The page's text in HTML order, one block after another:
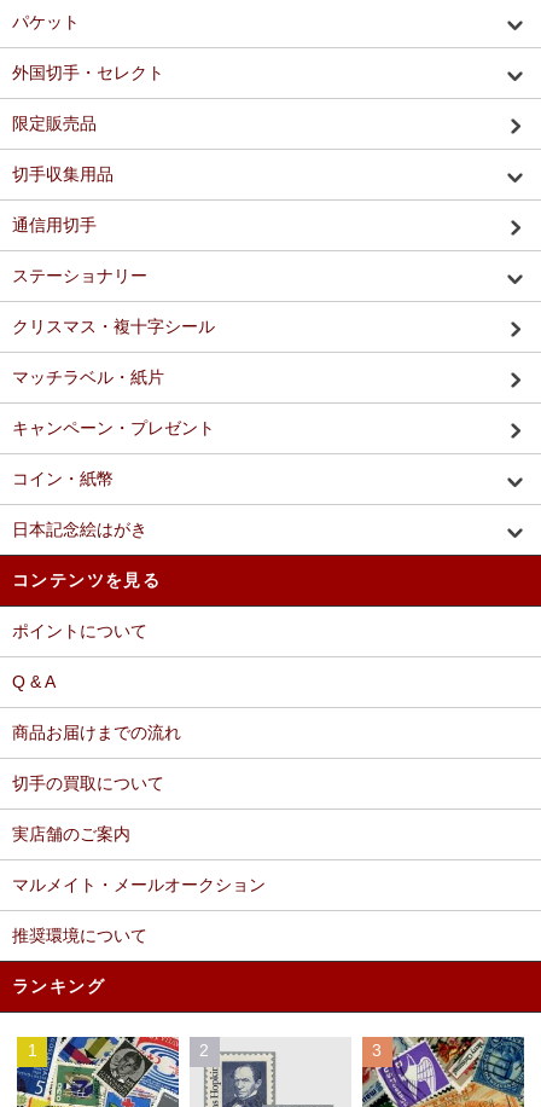
パケット
外国切手・セレクト
限定販売品
切手収集用品
通信用切手
ステーショナリー
クリスマス・複十字シール
マッチラベル・紙片
キャンペーン・プレゼント
コイン・紙幣
日本記念絵はがき
コンテンツを見る
ポイントについて
Q & A
商品お届けまでの流れ
切手の買取について
実店舗のご案内
マルメイト・メールオークション
推奨環境について
ランキング
1 2 3